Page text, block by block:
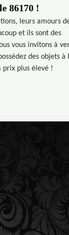
86170 !
leurs amours
et ils sont des
vous invitons à
des objets à
prix plus élevé !